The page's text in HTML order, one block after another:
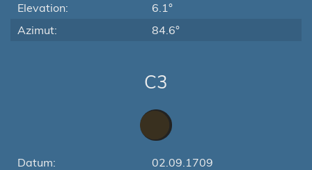
Elevation:
6.1°
Azimut:
84.6°
C3
Datum:
02.09.1709